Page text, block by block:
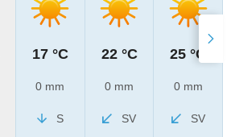
17 °C
0 mm
S
22 °C
0 mm
SV
25 °C
0 mm
SV